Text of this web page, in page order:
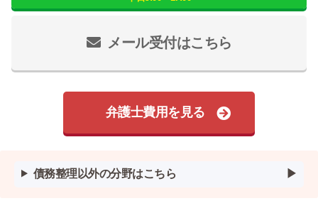
メール受付はこちら
弁護士費用を見る
債務整理以外の分野はこちら